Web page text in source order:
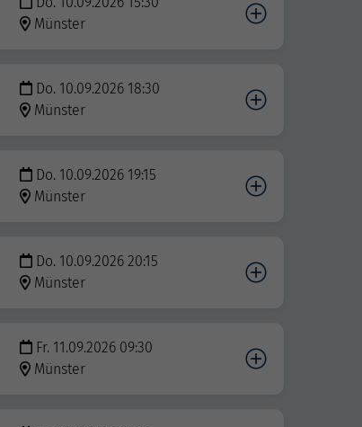
Münster
Do. 10.09.2026 18:30
Münster
Do. 10.09.2026 19:15
Münster
Do. 10.09.2026 20:15
Münster
Fr. 11.09.2026 09:30
Münster